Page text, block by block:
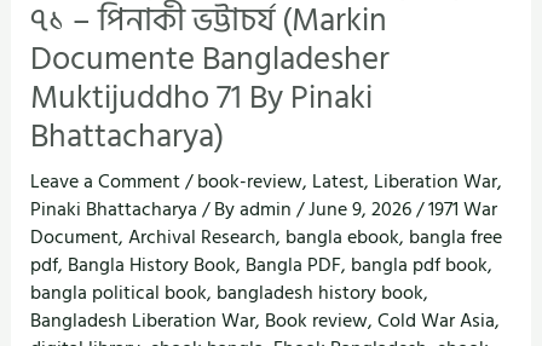
৭১ – পিনাকী ভট্টাচর্য (Markin
Documente Bangladesher
Muktijuddho 71 By Pinaki
Bhattacharya)
Leave a Comment/book-review, Latest, Liberation War,
Pinaki Bhattacharya/ Byadmin/June 9, 2026/1971 War
Document,Archival Research, bangla ebook, bangla free
pdf, Bangla History Book, Bangla PDF, bangla pdf book,
bangla political book, bangladesh history book,
Bangladesh Liberation War, Book review,Cold War Asia,